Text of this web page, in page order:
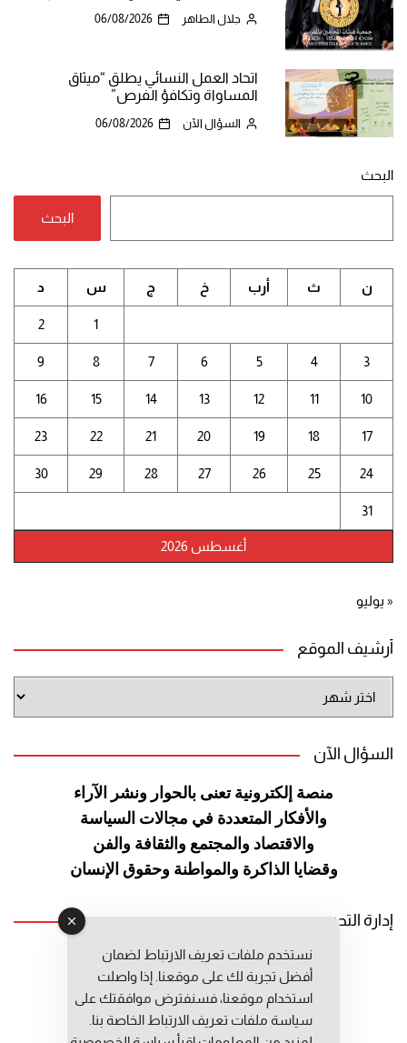
جلال الطاهر 06/08/2026
اتحاد العمل النسائي يطلق “ميثاق
المساواة وتكافؤ الفرص”
السؤال الآن 06/08/2026
البحث
البحث
أغسطس 2026
ن ث أرب خ ج س د
1
2
3
4
5
6
7
8
9
10
11
12
13
14
15
16
17
18
19
20
21
22
23
24
25
26
27
28
29
30
31
« يوليو
أرشيف الموقع
الموقع
السؤال الآن
منصة إلكترونية تعنى بالحوار ونشر الآراء
والأفكار المتعددة في مجالات السياسة
والاقتصاد والمجتمع والثقافة والفن
وقضايا الذاكرة والمواطنة وحقوق الإنسان
إدارة التحرير
رئيس التحرير: عبد الرحيم التوراني
رئيس التحرير المساعد: المعطي قبال
مديرة التحرير: فاطمة حوحو
نستخدم ملفات تعريف الارتباط لضمان
أفضل تجربة لك على موقعنا. إذا واصلت
استخدام موقعنا، فسنفترض موافقتك على
سياسة ملفات تعريف الارتباط الخاصة بنا.